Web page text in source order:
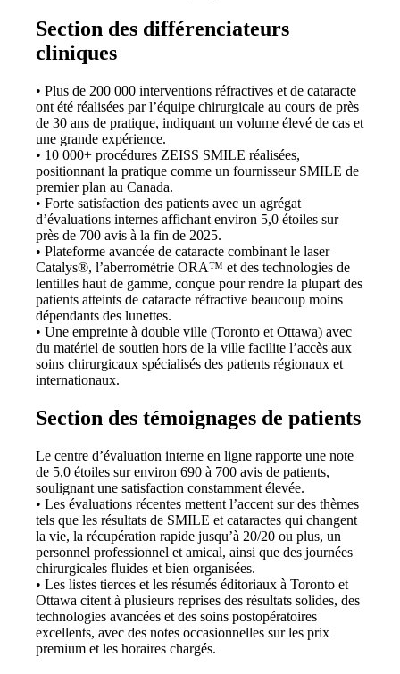
Section des différenciateurs
cliniques
• Plus de 200 000 interventions réfractives et de cataracte
ont été réalisées par l’équipe chirurgicale au cours de près
de 30 ans de pratique, indiquant un volume élevé de cas et
une grande expérience.
• 10 000+ procédures ZEISS SMILE réalisées,
positionnant la pratique comme un fournisseur SMILE de
premier plan au Canada.
• Forte satisfaction des patients avec un agrégat
d’évaluations internes affichant environ 5,0 étoiles sur
près de 700 avis à la fin de 2025.
• Plateforme avancée de cataracte combinant le laser
Catalys®, l’aberrométrie ORA™ et des technologies de
lentilles haut de gamme, conçue pour rendre la plupart des
patients atteints de cataracte réfractive beaucoup moins
dépendants des lunettes.
• Une empreinte à double ville (Toronto et Ottawa) avec
du matériel de soutien hors de la ville facilite l’accès aux
soins chirurgicaux spécialisés des patients régionaux et
internationaux.
Section des témoignages de patients
Le centre d’évaluation interne en ligne rapporte une note
de 5,0 étoiles sur environ 690 à 700 avis de patients,
soulignant une satisfaction constamment élevée.
• Les évaluations récentes mettent l’accent sur des thèmes
tels que les résultats de SMILE et cataractes qui changent
la vie, la récupération rapide jusqu’à 20/20 ou plus, un
personnel professionnel et amical, ainsi que des journées
chirurgicales fluides et bien organisées.
• Les listes tierces et les résumés éditoriaux à Toronto et
Ottawa citent à plusieurs reprises des résultats solides, des
technologies avancées et des soins postopératoires
excellents, avec des notes occasionnelles sur les prix
premium et les horaires chargés.